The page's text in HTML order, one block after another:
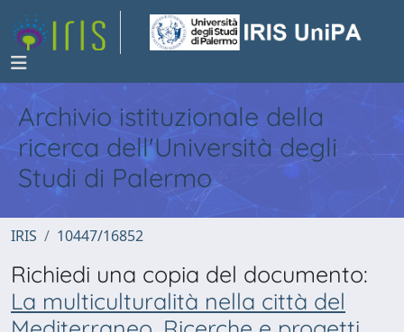
Archivio istituzionale della
ricerca dell'Università degli
Studi di Palermo
IRIS 10447/16852
Richiedi una copia del documento:
La multiculturalità nella città del